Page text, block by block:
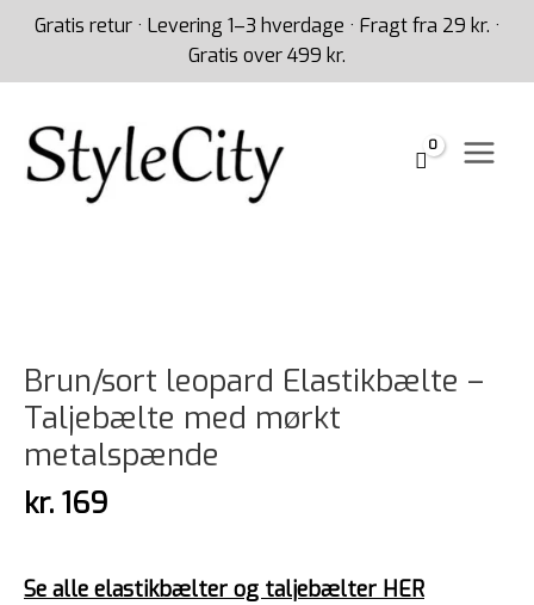
Gratis retur · Levering 1–3 hverdage · Fragt fra 29 kr. ·
Gratis over 499 kr.
Brun/sort leopard Elastikbælte –
Taljebælte med mørkt
metalspænde
kr. 169
Se alle elastikbælter og taljebælter HER
med
mørkt
metalspænde
antal